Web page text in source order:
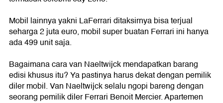
Mobil lainnya yakni LaFerrari ditaksirnya bisa terjual
seharga 2 juta euro, mobil super buatan Ferrari ini hanya
ada 499 unit saja.
Bagaimana cara van Naeltwijck mendapatkan barang
edisi khusus itu? Ya pastinya harus dekat dengan pemilik
diler mobil. Van Naeltwijck selalu ngopi bareng dengan
seorang pemilik diler Ferrari Benoit Mercier. Apartemen